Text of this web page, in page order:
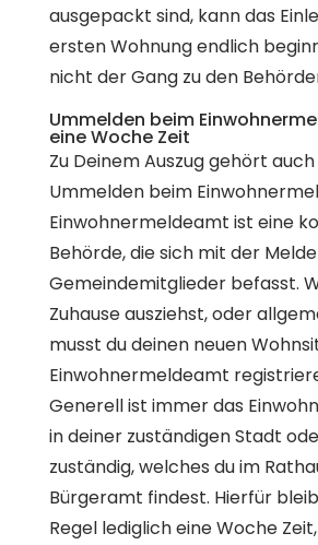
ausgepackt sind, kann das
ersten Wohnung endlich
nicht der Gang zu den
Ummelden beim
eine Woche Zeit
Zu Deinem Auszug gehört
Ummelden beim
Einwohnermeldeamt ist eine
Behörde, die sich mit der
Gemeindemitglieder befasst.
Zuhause ausziehst, oder
musst du deinen neuen
Einwohnermeldeamt
Generell ist immer das
in deiner zuständigen Stadt
zuständig, welches du im
Bürgeramt findest. Hierfür
Regel lediglich eine Woche